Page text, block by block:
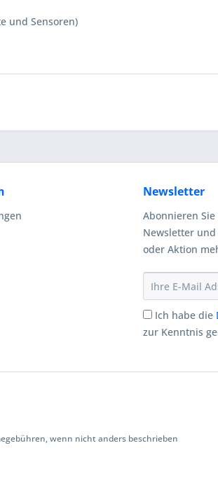
und Sensoren)
Newsletter
Abonnieren
Newsletter
oder Aktion
Ich habe die
zur Kenntnis
wenn nicht anders beschrieben